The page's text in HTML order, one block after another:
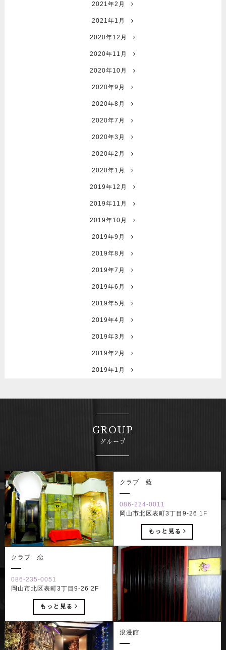
2021年2月
2021年1月
2020年12月
2020年11月
2020年10月
2020年9月
2020年8月
2020年7月
2020年3月
2020年2月
2020年1月
2019年12月
2019年11月
2019年10月
2019年9月
2019年8月
2019年7月
2019年6月
2019年5月
2019年4月
2019年3月
2019年2月
2019年1月
GROUP
グループ
クラブ 藍
086-224-0011
岡山市北区表町3丁目9-26 1F
もっと見る
クラブ 恋
086-235-0051
岡山市北区表町3丁目9-26 2F
もっと見る
浪漫館